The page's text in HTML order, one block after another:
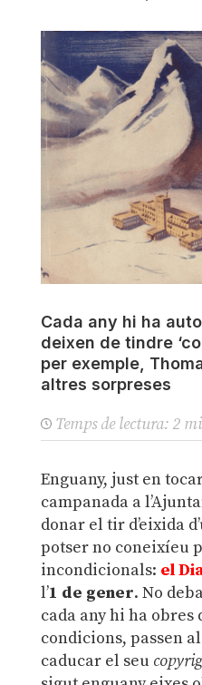
Cada any hi ha
deixen de tindre
per exemple,
altres sorpreses
Temps de lectura: 2
Enguany, just en
campanada a
donar el tir d’eixida
potser no coneixíeu
incondicionals: el
l’1 de gener. No
cada any hi ha obres
condicions, passen
caducar el seu